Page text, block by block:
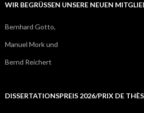
WIR BEGRÜSSEN UNSERE NEUEN
Bernhard Gotto,
Manuel Mork und
Bernd Reichert
DISSERTATIONSPREIS 2026/PRIX DE